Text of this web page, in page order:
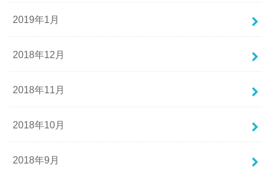
2019年1月
2018年12月
2018年11月
2018年10月
2018年9月